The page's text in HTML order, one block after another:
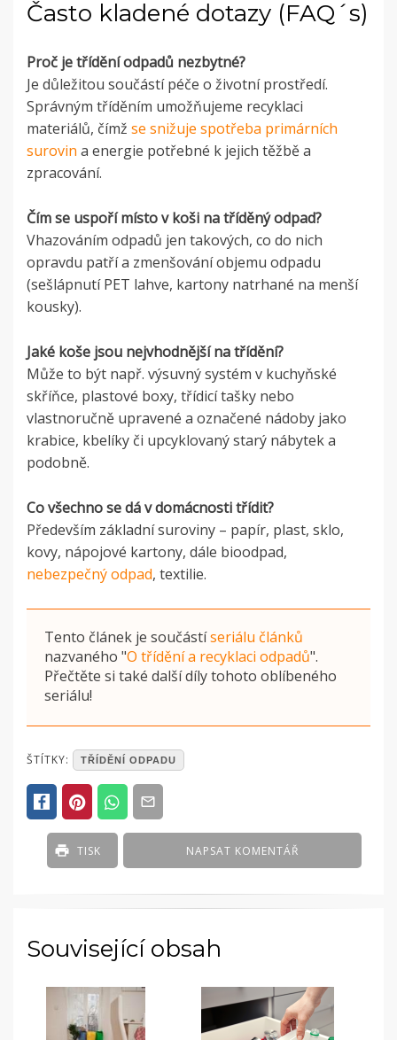
Často kladené dotazy (FAQ´s)
Proč je třídění odpadů nezbytné?
Je důležitou součástí péče o životní prostředí.
Správným tříděním umožňujeme recyklaci
materiálů, čímž se snižuje spotřeba primárních
surovin a energie potřebné k jejich těžbě a
zpracování.
Čím se uspoří místo v koši na tříděný odpad?
Vhazováním odpadů jen takových, co do nich
opravdu patří a zmenšování objemu odpadu
(sešlápnutí PET lahve, kartony natrhané na menší
kousky).
Jaké koše jsou nejvhodnější na třídění?
Může to být např. výsuvný systém v kuchyňské
skříňce, plastové boxy, třídicí tašky nebo
vlastnoručně upravené a označené nádoby jako
krabice, kbelíky či upcyklovaný starý nábytek a
podobně.
Co všechno se dá v domácnosti třídit?
Především základní suroviny – papír, plast, sklo,
kovy, nápojové kartony, dále bioodpad,
nebezpečný odpad, textilie.
Tento článek je součástíseriálu článků
nazvaného "O třídění a recyklaci odpadů".
Přečtěte si také další díly tohoto oblíbeného
seriálu!
POSTED
ČLÁNKY
ŠTÍTKY: TŘÍDĚNÍ ODPADU
NAPSAT KOMENTÁŘ
TISK
Související obsah